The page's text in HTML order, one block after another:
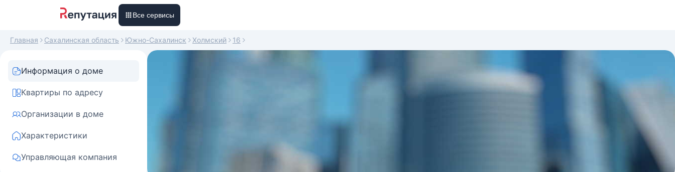
Все сервисы
Главная Сахалинская область Южно-Сахалинск Холмский 16
Информация о доме
Квартиры по адресу
Организации в доме
Характеристики
Управляющая компания